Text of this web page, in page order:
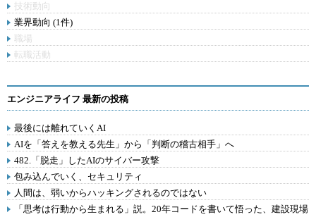
技術動向
業界動向 (1件)
職場
転職活動
エンジニアライフ 最新の投稿
最後には離れていくAI
AIを「答えを教える先生」から「判断の稽古相手」へ
482.「脱走」したAIのサイバー攻撃
包み込んでいく、セキュリティ
人間は、弱いからハッキングされるのではない
「思考は行動から生まれる」説。20年コードを書いて悟った、建設現場